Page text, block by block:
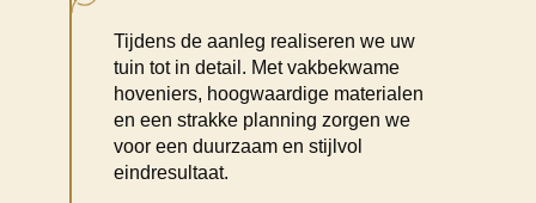
Tijdens de aanleg realiseren we uw
tuin tot in detail. Met vakbekwame
hoveniers, hoogwaardige materialen
en een strakke planning zorgen we
voor een duurzaam en stijlvol
eindresultaat.